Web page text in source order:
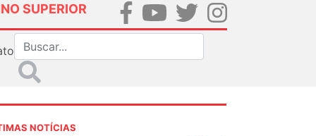
SUPERIOR
NOTÍCIAS